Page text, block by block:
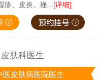
疹、皮炎、痤... [详细]
皮肤科医生
医皮肤病医院医生